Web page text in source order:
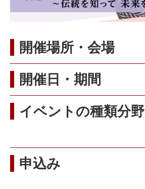
開催場所・会場
開催日・期間
イベントの種類分野
申込み